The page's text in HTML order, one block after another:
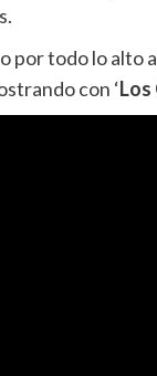
por todo lo alto
con ‘Los